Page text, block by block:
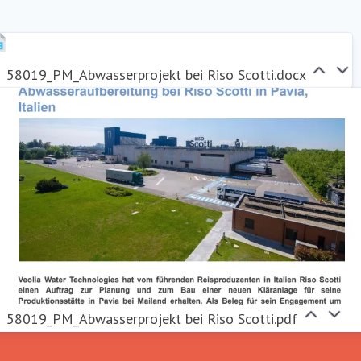
Deutschland
58019_PM_Abwasserprojekt bei Riso Scotti.docx
58019_PM_Abwasserprojekt bei Riso Scotti.pdf